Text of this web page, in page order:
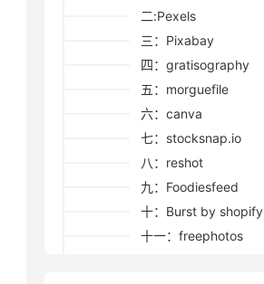
二:Pexels
三：Pixabay
四：gratisography
五：morguefile
六：canva
七：stocksnap.io
八：reshot
九：Foodiesfeed
十：Burst by shopify
十一：freephotos